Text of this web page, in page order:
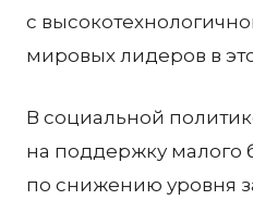
с
мировых лидеров в
В социальной
на поддержку малого
по снижению уровня